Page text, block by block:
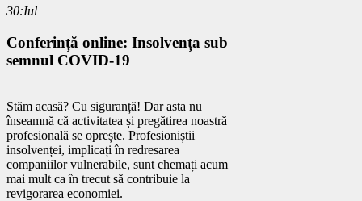
30:Iul
Conferință online: Insolvența sub
semnul COVID-19
Stăm acasă? Cu siguranță! Dar asta nu
înseamnă că activitatea și pregătirea noastră
profesională se oprește. Profesioniștii
insolvenței, implicați în redresarea
companiilor vulnerabile, sunt chemați acum
mai mult ca în trecut să contribuie la
revigorarea economiei.